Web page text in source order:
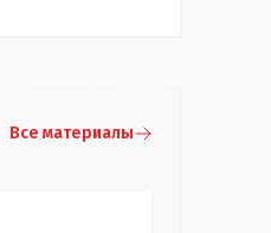
Все материалы